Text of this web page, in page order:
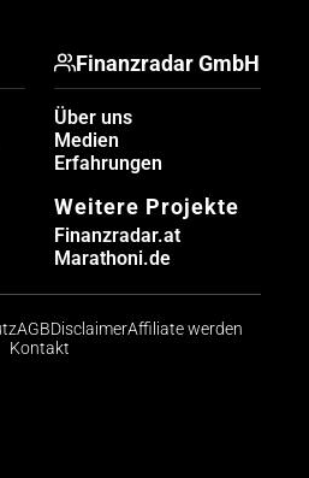
Finanzradar GmbH
Über uns
Medien
Erfahrungen
Weitere Projekte
Finanzradar.at
Marathoni.de
AGBDisclaimerAffiliate werden
Kontakt